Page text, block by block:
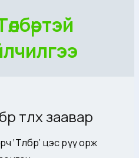
төлөх заавар
‘Төлбөр’ цэс рүү орж